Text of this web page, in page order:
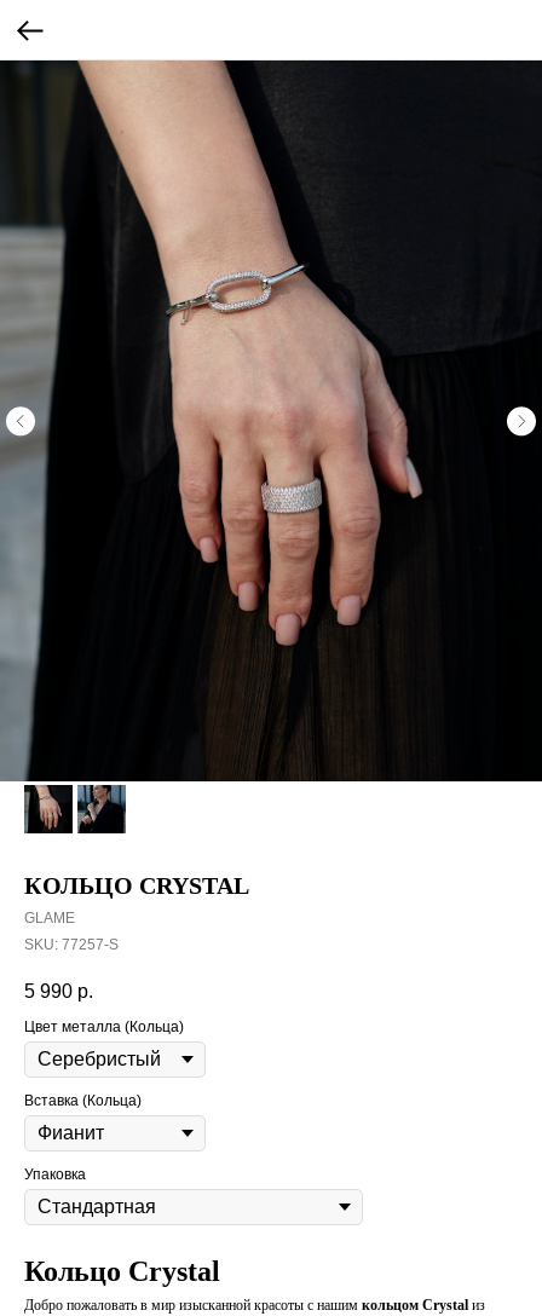
КОЛЬЦО CRYSTAL
GLAME
SKU: 77257-S
5 990 р.
Цвет металла (Кольца)
Вставка (Кольца)
Упаковка
Кольцо Crystal
Добро пожаловать в мир изысканной красоты с нашим кольцом Crystal из